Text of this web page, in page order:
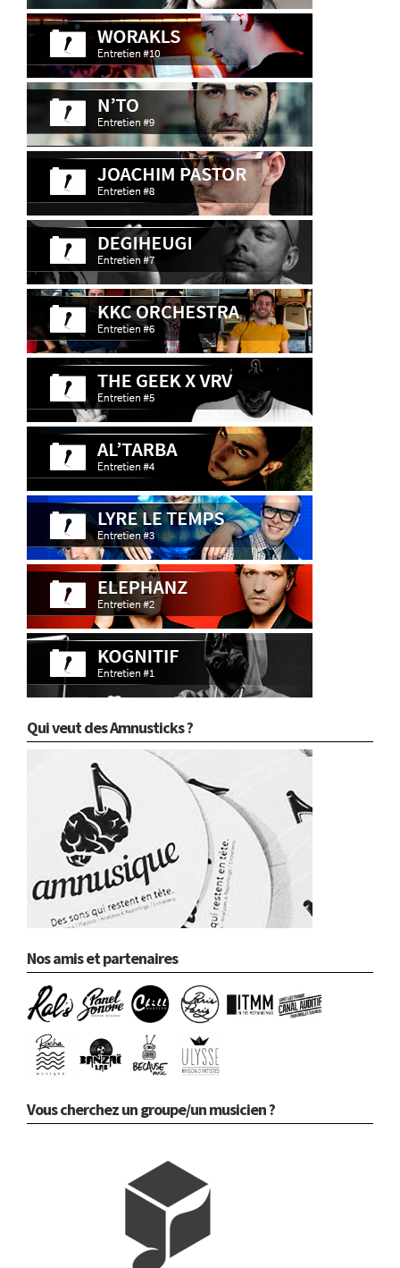
Qui veut des Amnusticks ?
Nos amis et partenaires
Vous cherchez un groupe/un musicien ?